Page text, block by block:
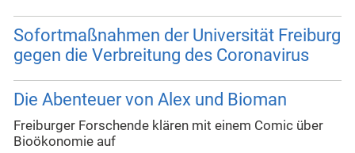
Sofortmaßnahmen der Universität Freiburg
gegen die Verbreitung des Coronavirus
Die Abenteuer von Alex und Bioman
Freiburger Forschende klären mit einem Comic über
Bioökonomie auf